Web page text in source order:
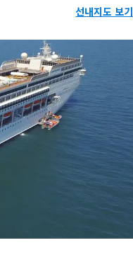
선내지도 보기